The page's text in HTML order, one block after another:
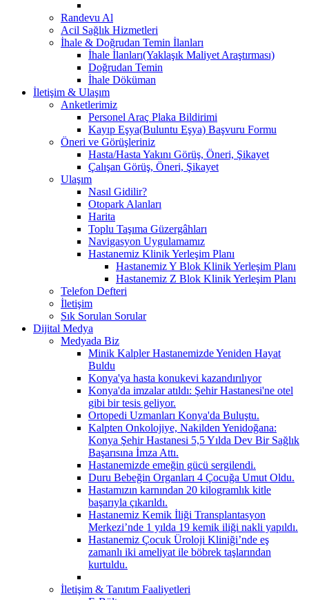
Randevu Al
Acil Sağlık Hizmetleri
İhale & Doğrudan Temin İlanları
İhale İlanları(Yaklaşık Maliyet Araştırması)
Doğrudan Temin
İhale Döküman
İletişim & Ulaşım
Anketlerimiz
Personel Araç Plaka Bildirimi
Kayıp Eşya(Buluntu Eşya) Başvuru Formu
Öneri ve Görüşleriniz
Hasta/Hasta Yakını Görüş, Öneri, Şikayet
Çalışan Görüş, Öneri, Şikayet
Ulaşım
Nasıl Gidilir?
Otopark Alanları
Harita
Toplu Taşıma Güzergâhları
Navigasyon Uygulamamız
Hastanemiz Klinik Yerleşim Planı
Hastanemiz Y Blok Klinik Yerleşim Planı
Hastanemiz Z Blok Klinik Yerleşim Planı
Telefon Defteri
İletişim
Sık Sorulan Sorular
Dijital Medya
Medyada Biz
Minik Kalpler Hastanemizde Yeniden Hayat
Buldu
Konya'ya hasta konukevi kazandırılıyor
Konya'da imzalar atıldı: Şehir Hastanesi'ne otel
gibi bir tesis geliyor.
Ortopedi Uzmanları Konya'da Buluştu.
Kalpten Onkolojiye, Nakilden Yenidoğana:
Konya Şehir Hastanesi 5,5 Yılda Dev Bir Sağlık
Başarısına İmza Attı.
Hastanemizde emeğin gücü sergilendi.
Duru Bebeğin Organları 4 Çocuğa Umut Oldu.
Hastamızın karnından 20 kilogramlık kitle
başarıyla çıkarıldı.
Hastanemiz Kemik İliği Transplantasyon
Merkezi’nde 1 yılda 19 kemik iliği nakli yapıldı.
Hastanemiz Çocuk Üroloji Kliniği’nde eş
zamanlı iki ameliyat ile böbrek taşlarından
kurtuldu.
İletişim & Tanıtım Faaliyetleri